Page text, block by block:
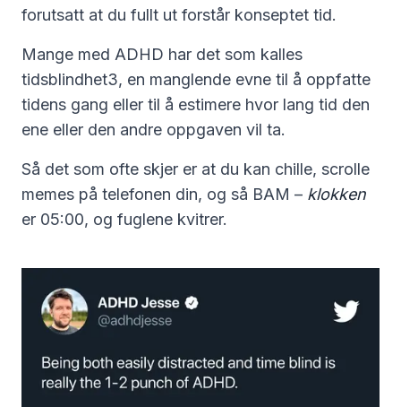
forutsatt at du fullt ut forstår konseptet tid.
Mange med ADHD har det som kalles
tidsblindhet3, en manglende evne til å oppfatte
tidens gang eller til å estimere hvor lang tid den
ene eller den andre oppgaven vil ta.
Så det som ofte skjer er at du kan chille, scrolle
memes på telefonen din, og så BAM – klokken
er 05:00, og fuglene kvitrer.